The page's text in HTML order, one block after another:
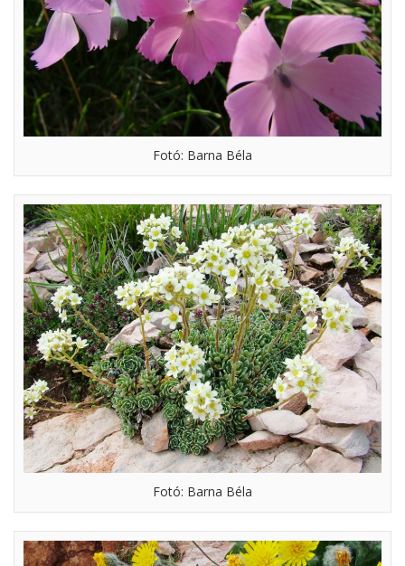
Fotó: Barna Béla
Fotó: Barna Béla